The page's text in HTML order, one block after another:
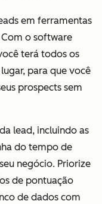
em ferramentas
o software
terá todos os
para que você
prospects sem
lead, incluindo as
do tempo de
negócio. Priorize
de pontuação
de dados com